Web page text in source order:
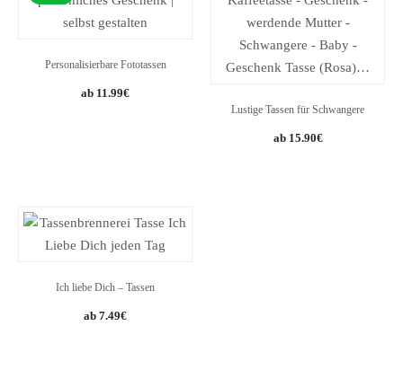
Personalisierbare Fototassen
11.99€
Lustige Tassen für Schwangere
15.90€
Ich liebe Dich – Tassen
7.49€